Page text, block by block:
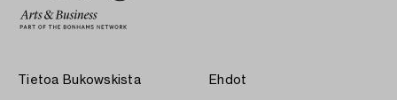
Tietoa Bukowskista Ehdot